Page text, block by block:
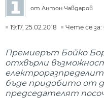
от Антон Чавдаров
19:17, 25.02.2018 Чете се за:
Премиерът Бойко
отхвърли
бъде придобито от
председателят